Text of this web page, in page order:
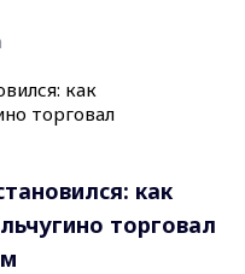
как
торговал